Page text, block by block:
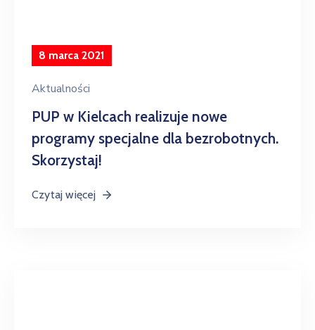
8 marca 2021
Aktualności
PUP w Kielcach realizuje nowe
programy specjalne dla bezrobotnych.
Skorzystaj!
Czytaj więcej